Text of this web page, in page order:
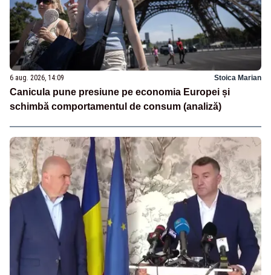
6 aug. 2026, 14:09 Stoica Marian
Canicula pune presiune pe economia Europei și
schimbă comportamentul de consum (analiză)